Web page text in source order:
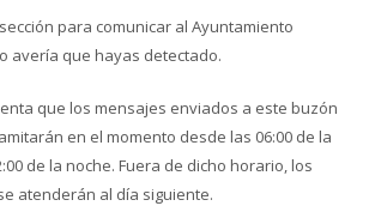
para comunicar al Ayuntamiento
avería que hayas detectado.
que los mensajes enviados a este buzón
en el momento desde las 06:00 de la
de la noche. Fuera de dicho horario, los
atenderán al día siguiente.